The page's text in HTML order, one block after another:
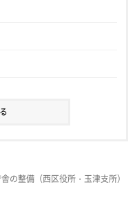
の整備（西区役所・玉津支所）